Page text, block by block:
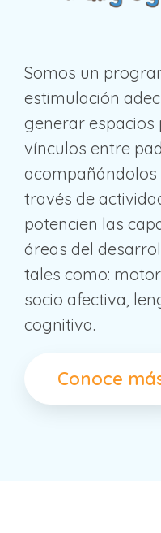
Somos un
estimulación
generar
vínculos entre
acompañándolos
través de
potencien las
áreas del
tales como:
socio afectiva,
cognitiva.
Conoce